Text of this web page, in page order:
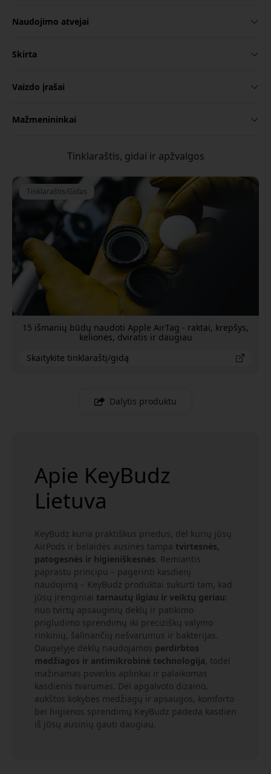
Naudojimo atvejai
Skirta
Vaizdo įrašai
Mažmenininkai
Tinklaraštis, gidai ir apžvalgos
Tinklaraštis/Gidas
15 išmanių būdų naudoti Apple AirTag - raktai, krepšys,
kelionės, dviratis ir daugiau
Skaitykite tinklaraštį/gidą
Dalytis produktu
Apie KeyBudz
Lietuva
KeyBudz kuria praktiškus priedus, dėl kurių jūsų
AirPods ir belaidės ausinės tampa tvirtesnės,
patogesnės ir higieniškesnės. Remiantis
paprastu principu – pagerinti kasdienį
naudojimą – KeyBudz produktai sukurti tam, kad
jūsų įrenginiai tarnautų ilgiau ir veiktų geriau:
nuo tvirtų apsauginių dėklų ir patikimo
prigludimo sprendimų iki preciziškų valymo
rinkinių, šalinančių nešvarumus ir bakterijas.
Daugelyje dėklų naudojamos perdirbtos
medžiagos ir antimikrobinė technologija, todėl
mažinamas poveikis aplinkai ir palaikomas
kasdienis tvarumas. Dėl apgalvoto dizaino,
aukštos kokybės medžiagų ir apsaugos, komforto
bei higienos sprendimų KeyBudz padeda kasdien
iš jūsų ausinių gauti daugiau.